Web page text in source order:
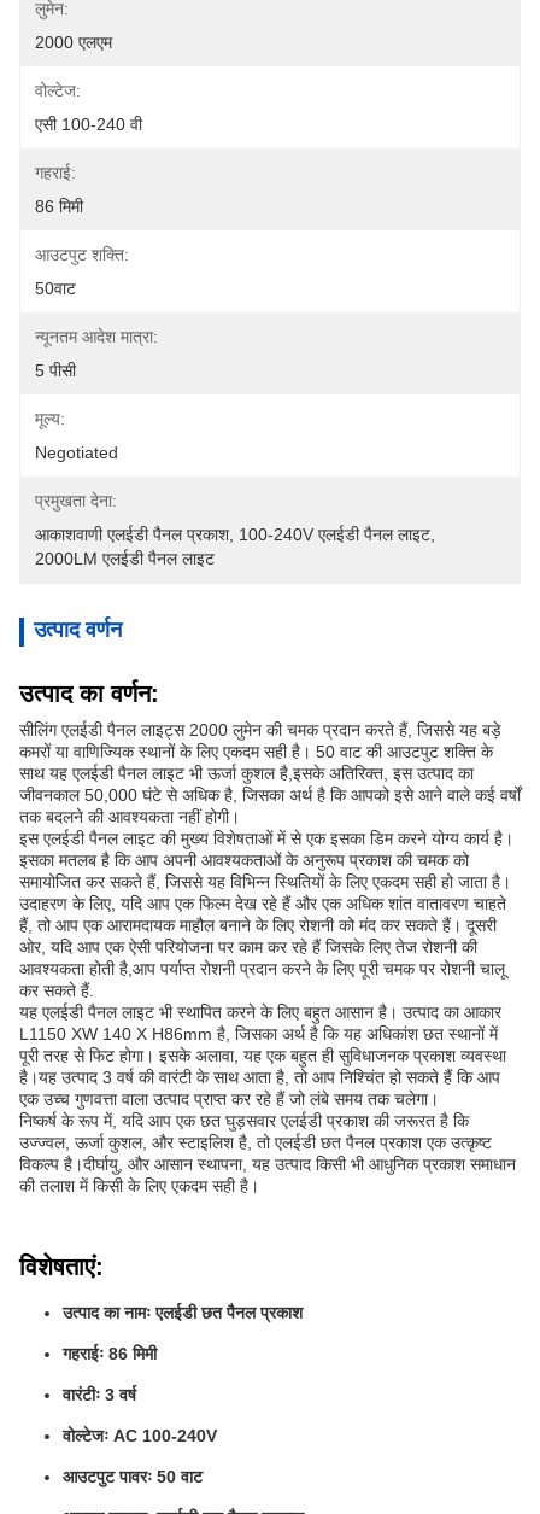
लुमेन:
2000 एलएम
वोल्टेज:
एसी 100-240 वी
गहराई:
86 मिमी
आउटपुट शक्ति:
50वाट
न्यूनतम आदेश मात्रा:
5 पीसी
मूल्य:
Negotiated
प्रमुखता देना:
आकाशवाणी एलईडी पैनल प्रकाश 100-240V एलईडी पैनल लाइट
2000LM एलईडी पैनल लाइट
उत्पाद वर्णन
उत्पाद का वर्णन:
सीलिंग एलईडी पैनल लाइट्स 2000 लुमेन की चमक प्रदान करते हैं, जिससे यह बड़े
कमरों या वाणिज्यिक स्थानों के लिए एकदम सही है। 50 वाट की आउटपुट शक्ति के
साथ यह एलईडी पैनल लाइट भी ऊर्जा कुशल है,इसके अतिरिक्त, इस उत्पाद का
जीवनकाल 50,000 घंटे से अधिक है, जिसका अर्थ है कि आपको इसे आने वाले कई वर्षों
तक बदलने की आवश्यकता नहीं होगी।
इस एलईडी पैनल लाइट की मुख्य विशेषताओं में से एक इसका डिम करने योग्य कार्य है।
इसका मतलब है कि आप अपनी आवश्यकताओं के अनुरूप प्रकाश की चमक को
समायोजित कर सकते हैं, जिससे यह विभिन्न स्थितियों के लिए एकदम सही हो जाता है।
उदाहरण के लिए, यदि आप एक फिल्म देख रहे हैं और एक अधिक शांत वातावरण चाहते
हैं, तो आप एक आरामदायक माहौल बनाने के लिए रोशनी को मंद कर सकते हैं। दूसरी
ओर, यदि आप एक ऐसी परियोजना पर काम कर रहे हैं जिसके लिए तेज रोशनी की
आवश्यकता होती है,आप पर्याप्त रोशनी प्रदान करने के लिए पूरी चमक पर रोशनी चालू
कर सकते हैं.
यह एलईडी पैनल लाइट भी स्थापित करने के लिए बहुत आसान है। उत्पाद का आकार
L1150 XW 140 X H86mm है, जिसका अर्थ है कि यह अधिकांश छत स्थानों में
पूरी तरह से फिट होगा। इसके अलावा, यह एक बहुत ही सुविधाजनक प्रकाश व्यवस्था
है।यह उत्पाद 3 वर्ष की वारंटी के साथ आता है, तो आप निश्चिंत हो सकते हैं कि आप
एक उच्च गुणवत्ता वाला उत्पाद प्राप्त कर रहे हैं जो लंबे समय तक चलेगा।
निष्कर्ष के रूप में, यदि आप एक छत घुड़सवार एलईडी प्रकाश की जरूरत है कि
उज्ज्वल, ऊर्जा कुशल, और स्टाइलिश है, तो एलईडी छत पैनल प्रकाश एक उत्कृष्ट
विकल्प है।दीर्घायु, और आसान स्थापना, यह उत्पाद किसी भी आधुनिक प्रकाश समाधान
की तलाश में किसी के लिए एकदम सही है।
विशेषताएं:
उत्पाद का नामः एलईडी छत पैनल प्रकाश
गहराईः 86 मिमी
वारंटीः 3 वर्ष
वोल्टेजः AC 100-240V
आउटपुट पावरः 50 वाट